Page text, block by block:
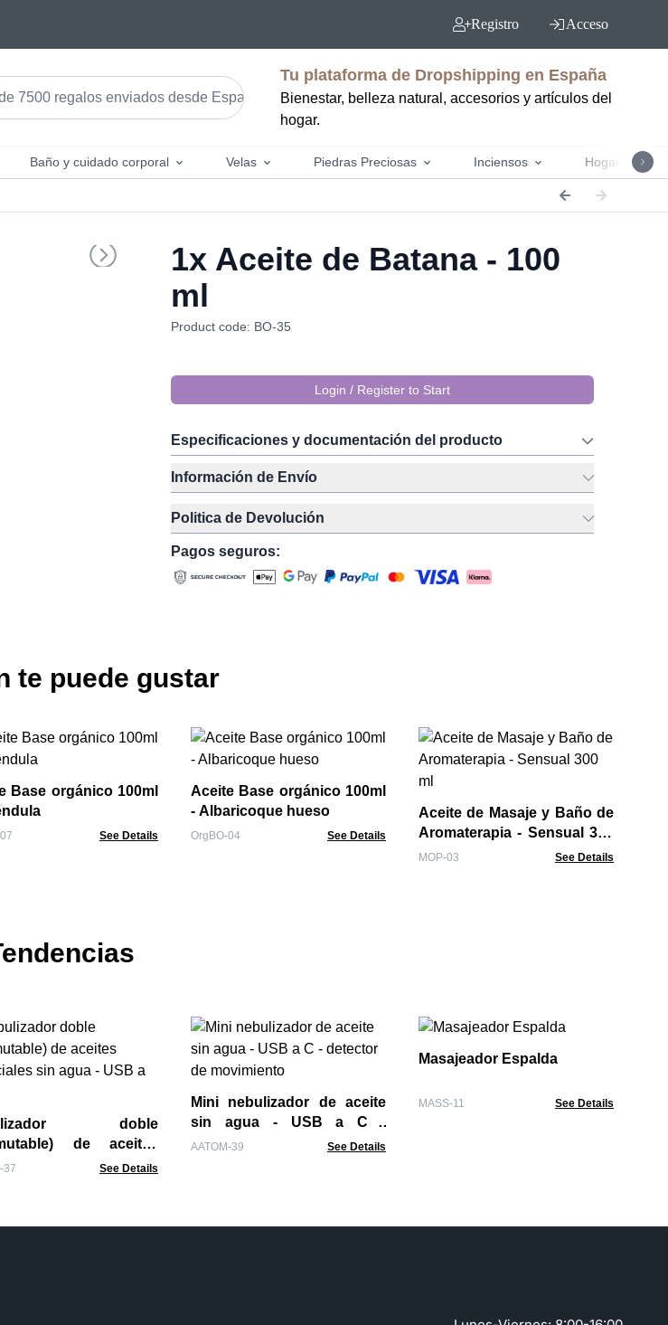
Registro Acceso
Tu plataforma de Dropshipping en España
Bienestar, belleza natural, accesorios y artículos del
hogar.
Baño y cuidado corporal Velas Piedras Preciosas Inciensos Hogar y jardín
1x Aceite de Batana - 100
ml
Product code: BO-35
Login / Register to Start
Especificaciones y documentación del producto
Información de Envío
Politica de Devolución
Pagos seguros:
te puede gustar
Base orgánico 100ml
See Details
Aceite Base orgánico 100ml
- Albaricoque hueso
OrgBO-04 See Details
Aceite de Masaje y Baño de
Aromaterapia - Sensual 300
ml
MOP-03 See Details
doble
de aceites
sin agua - USB a
37 See Details
Mini nebulizador de aceite
sin agua - USB a C -
detector de movimiento
AATOM-39 See Details
Masajeador Espalda
MASS-11 See Details